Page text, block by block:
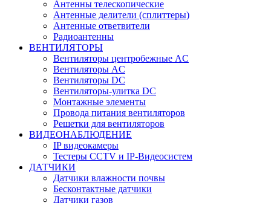
Антенны телескопические
Антенные делители (сплиттеры)
Антенные ответвители
Радиоантенны
ВЕНТИЛЯТОРЫ
Вентиляторы центробежные AC
Вентиляторы AC
Вентиляторы DC
Вентиляторы-улитка DC
Монтажные элементы
Провода питания вентиляторов
Решетки для вентиляторов
ВИДЕОНАБЛЮДЕНИЕ
IP видеокамеры
Тестеры CCTV и IP-Видеосистем
ДАТЧИКИ
Датчики влажности почвы
Бесконтактные датчики
Датчики газов